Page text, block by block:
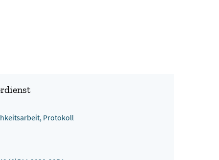
Protokoll